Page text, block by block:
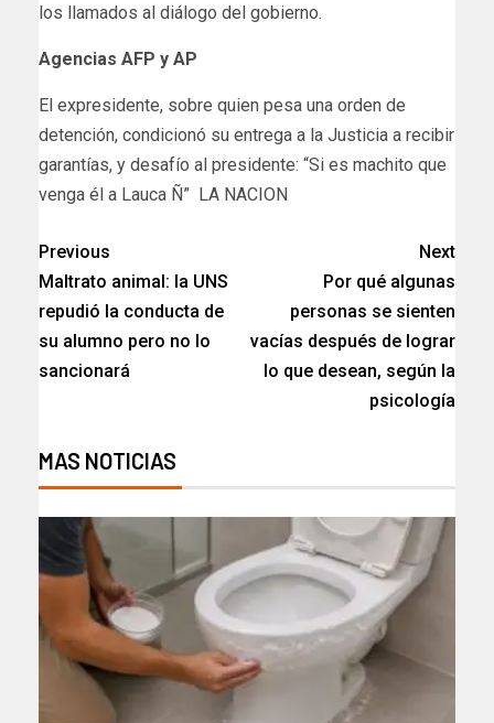
los llamados al diálogo del gobierno.
Agencias AFP y AP
​El expresidente, sobre quien pesa una orden de
detención, condicionó su entrega a la Justicia a recibir
garantías, y desafío al presidente: “Si es machito que
venga él a Lauca Ñ” LA NACION
Previous
Maltrato animal: la UNS
repudió la conducta de
su alumno pero no lo
sancionará​
Next
Por qué algunas
personas se sienten
vacías después de lograr
lo que desean, según la
psicología
MAS NOTICIAS